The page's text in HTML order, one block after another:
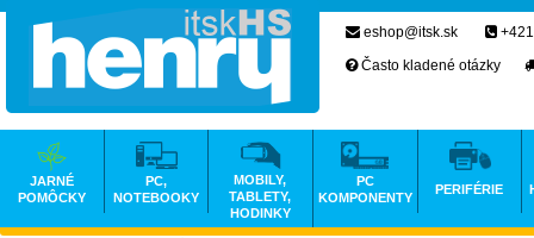
eshop@itsk.sk
Často kladené otázky
JARNÉ
POMÔCKY
PC,
NOTEBOOKY
MOBILY,
TABLETY,
HODINKY
PC
KOMPONENTY
PERIFÉRIE